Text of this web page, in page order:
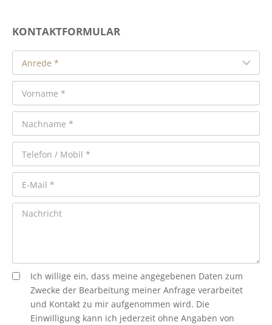
KONTAKTFORMULAR
Ich willige ein, dass meine angegebenen Daten zum
Zwecke der Bearbeitung meiner Anfrage verarbeitet
und Kontakt zu mir aufgenommen wird. Die
Einwilligung kann ich jederzeit ohne Angaben von